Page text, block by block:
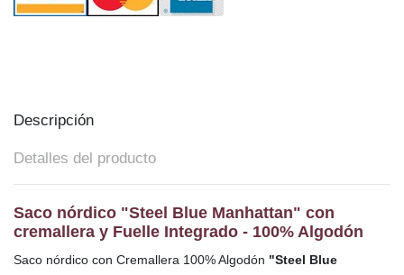
Descripción
Detalles del producto
Saco nórdico "Steel Blue Manhattan" con
cremallera y Fuelle Integrado - 100% Algodón
Saco nórdico con Cremallera 100% Algodón "Steel Blue